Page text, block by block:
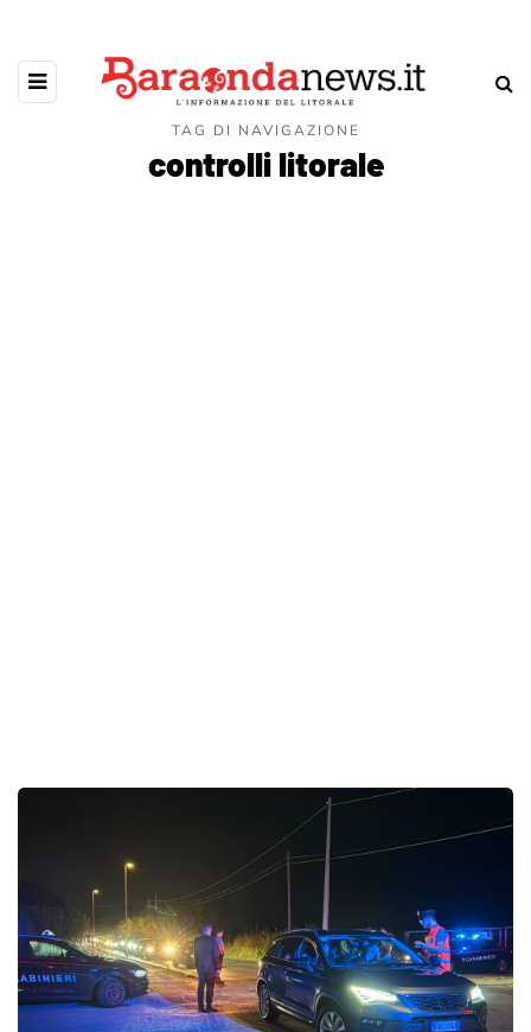
TAG DI NAVIGAZIONE
controlli litorale